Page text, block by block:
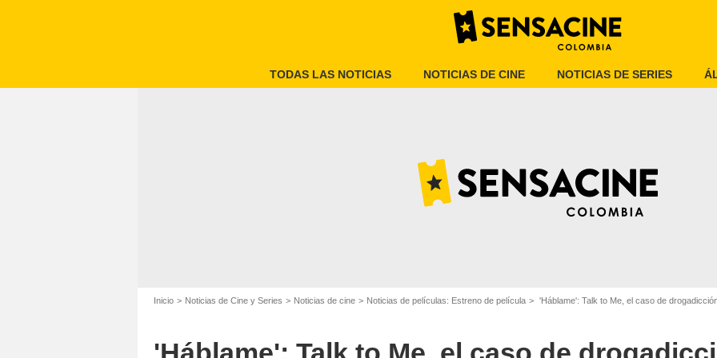
TODAS LAS NOTICIAS NOTICIAS DE CINE NOTICIAS DE SERIES
Inicio Noticias de Cine y Series Noticias de cine Noticias de películas: Estreno de película 'Háblame': Talk to Me, el caso de